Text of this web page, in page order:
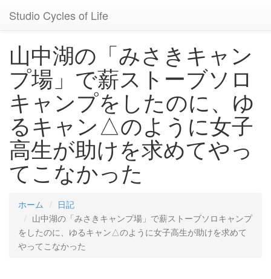
Studio Cycles of Life
山中湖の「みさきキャン
プ場」で薪ストーブソロ
キャンプをしたのに、ゆ
るキャン△のように女子
高生が助けを求めてやっ
てこなかった
ホーム
日記
山中湖の「みさきキャンプ場」で薪ストーブソロキャンプ
をしたのに、ゆるキャン△のように女子高生が助けを求めて
やってこなかった